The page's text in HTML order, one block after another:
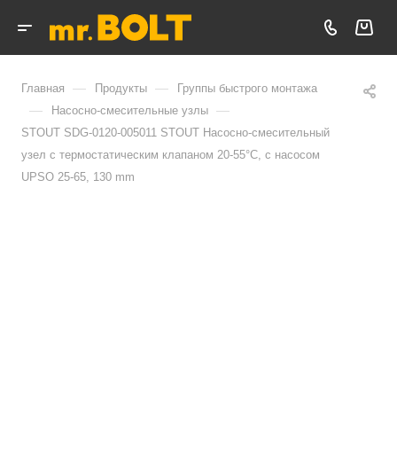
Главная — Продукты — Группы быстрого монтажа
— Насосно-смесительные узлы —
STOUT SDG-0120-005011 STOUT Насосно-смесительный
узел с термостатическим клапаном 20-55°C, с насосом
UPSO 25-65, 130 mm